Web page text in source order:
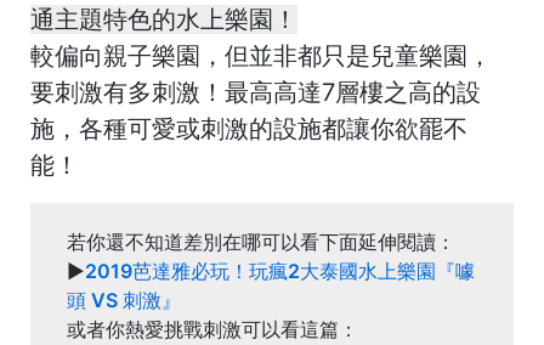
通主題特色的水上樂園！
較偏向親子樂園，但並非都只是兒童樂園，
要刺激有多刺激！最高高達7層樓之高的設
施，各種可愛或刺激的設施都讓你欲罷不
能！
若你還不知道差別在哪可以看下面延伸閱讀：
►2019芭達雅必玩！玩瘋2大泰國水上樂園『噱
頭 VS 刺激』
或者你熱愛挑戰刺激可以看這篇：